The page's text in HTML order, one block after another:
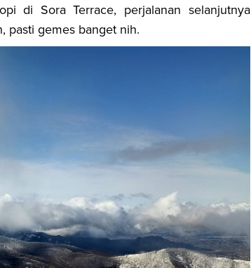
di Sora Terrace, perjalanan selanjutnya
pasti gemes banget nih.